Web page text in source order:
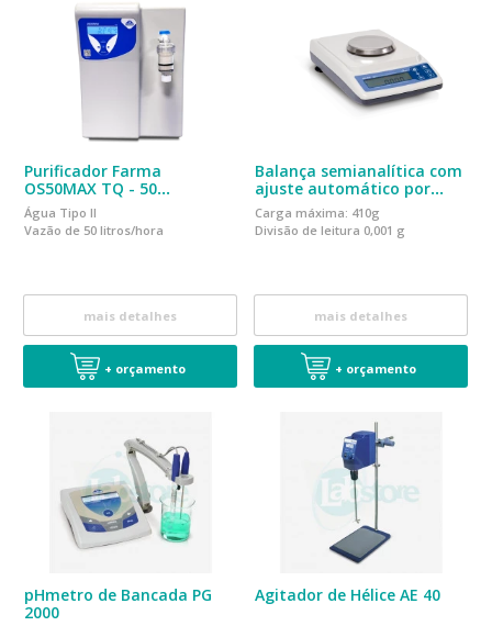
Purificador Farma
OS50MAX TQ - 50
Litros/Hora
Água Tipo II
Vazão de 50 litros/hora
mais detalhes
+ orçamento
Balança semianalítica com
ajuste automático por
peso interno BK400
Carga máxima: 410g
Divisão de leitura 0,001 g
mais detalhes
+ orçamento
pHmetro de Bancada PG
2000
Agitador de Hélice AE 40